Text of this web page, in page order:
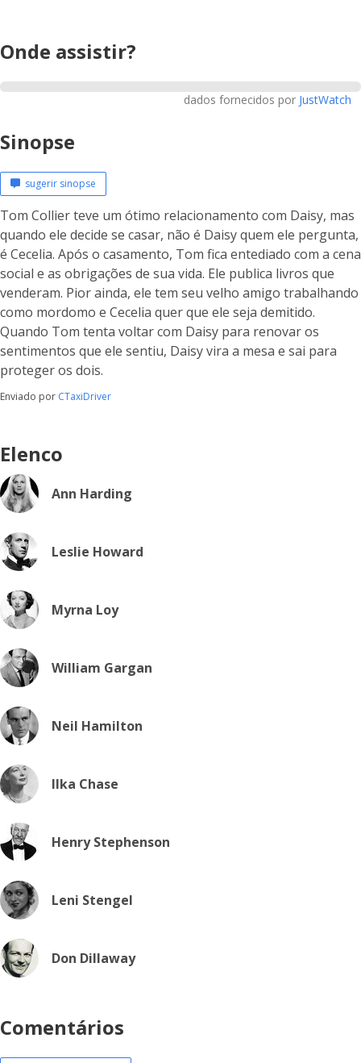
Onde assistir?
dados fornecidos por JustWatch
Sinopse
sugerir sinopse
Tom Collier teve um ótimo relacionamento com Daisy, mas
quando ele decide se casar, não é Daisy quem ele pergunta,
é Cecelia. Após o casamento, Tom fica entediado com a cena
social e as obrigações de sua vida. Ele publica livros que
venderam. Pior ainda, ele tem seu velho amigo trabalhando
como mordomo e Cecelia quer que ele seja demitido.
Quando Tom tenta voltar com Daisy para renovar os
sentimentos que ele sentiu, Daisy vira a mesa e sai para
proteger os dois.
Enviado por CTaxiDriver
Elenco
Ann Harding
Leslie Howard
Myrna Loy
William Gargan
Neil Hamilton
Ilka Chase
Henry Stephenson
Leni Stengel
Don Dillaway
Comentários